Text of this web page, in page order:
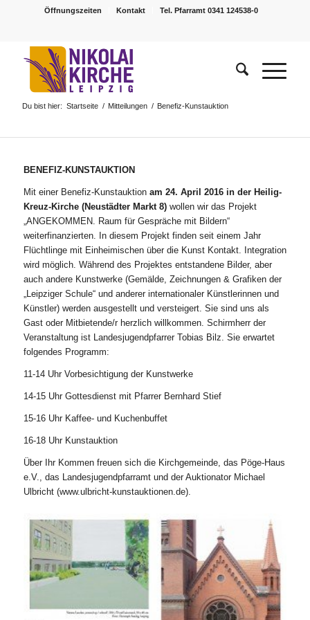
Öffnungszeiten Kontakt Tel. Pfarramt 0341 124538-0
Du bist hier: Startseite / Mitteilungen / Benefiz-Kunstauktion
BENEFIZ-KUNSTAUKTION
Mit einer Benefiz-Kunstauktion am 24. April 2016 in der Heilig-
Kreuz-Kirche (Neustädter Markt 8)wollen wir das Projekt
„ANGEKOMMEN. Raum für Gespräche mit Bildern“
weiterfinanzierten. In diesem Projekt finden seit einem Jahr
Flüchtlinge mit Einheimischen über die Kunst Kontakt. Integration
wird möglich. Während des Projektes entstandene Bilder, aber
auch andere Kunstwerke (Gemälde, Zeichnungen & Grafiken der
„Leipziger Schule“ und anderer internationaler Künstlerinnen und
Künstler) werden ausgestellt und versteigert. Sie sind uns als
Gast oder Mitbietende/r herzlich willkommen. Schirmherr der
Veranstaltung ist Landesjugendpfarrer Tobias Bilz. Sie erwartet
folgendes Programm:
11-14 Uhr Vorbesichtigung der Kunstwerke
14-15 Uhr Gottesdienst mit Pfarrer Bernhard Stief
15-16 Uhr Kaffee- und Kuchenbuffet
16-18 Uhr Kunstauktion
Über Ihr Kommen freuen sich die Kirchgemeinde, das Pöge-Haus
e.V., das Landesjugendpfarramt und der Auktionator Michael
Ulbricht (www.ulbricht-kunstauktionen.de).